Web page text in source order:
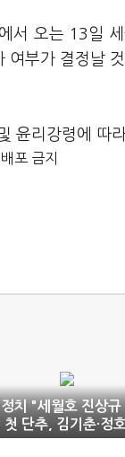
서 오는 13일
부가 결정날
윤리강령에 따
포 금지
치 "세월호 진상규
첫 단추, 김기춘·정
청문회 출석"